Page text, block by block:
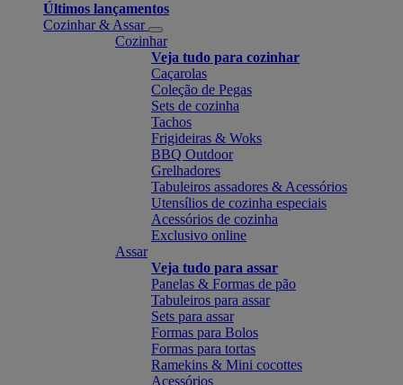
Últimos lançamentos
Cozinhar & Assar
Cozinhar
Veja tudo para cozinhar
Caçarolas
Coleção de Pegas
Sets de cozinha
Tachos
Frigideiras & Woks
BBQ Outdoor
Grelhadores
Tabuleiros assadores & Acessórios
Utensílios de cozinha especiais
Acessórios de cozinha
Exclusivo online
Assar
Veja tudo para assar
Panelas & Formas de pão
Tabuleiros para assar
Sets para assar
Formas para Bolos
Formas para tortas
Ramekins & Mini cocottes
Acessórios